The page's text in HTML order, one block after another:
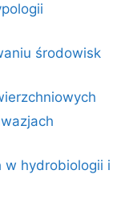
środowisk
w hydrobiologii i